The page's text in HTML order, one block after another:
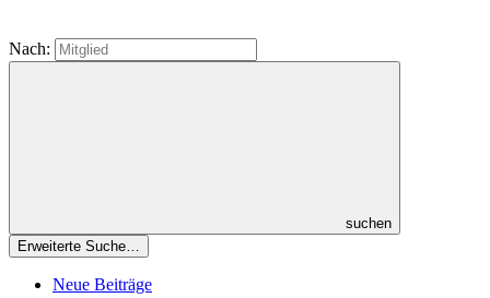
Nach:
suchen
Erweiterte Suche…
Neue Beiträge